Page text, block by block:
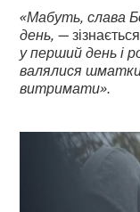
«Мабуть, слава
день,—
у перший день і
валялися
витримати».